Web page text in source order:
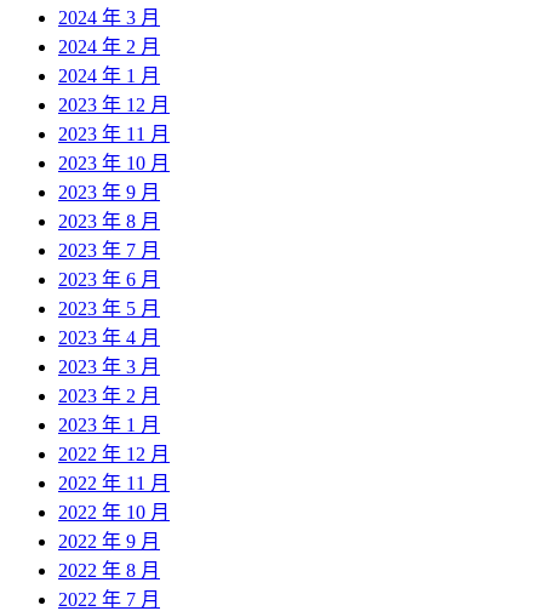
2024 年 3 月
2024 年 2 月
2024 年 1 月
2023 年 12 月
2023 年 11 月
2023 年 10 月
2023 年 9 月
2023 年 8 月
2023 年 7 月
2023 年 6 月
2023 年 5 月
2023 年 4 月
2023 年 3 月
2023 年 2 月
2023 年 1 月
2022 年 12 月
2022 年 11 月
2022 年 10 月
2022 年 9 月
2022 年 8 月
2022 年 7 月